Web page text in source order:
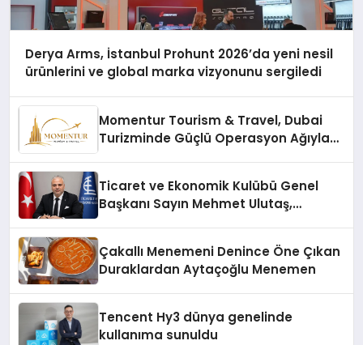
Derya Arms, İstanbul Prohunt 2026’da yeni nesil
ürünlerini ve global marka vizyonunu sergiledi
Momentur Tourism & Travel, Dubai
Turizminde Güçlü Operasyon Ağıyla
Ticaret ve Ekonomik Kulübü Genel
Başkanı Sayın Mehmet Ulutaş,
Çakallı Menemeni Denince Öne Çıkan
Duraklardan Aytaçoğlu Menemen
Tencent Hy3 dünya genelinde
kullanıma sunuldu